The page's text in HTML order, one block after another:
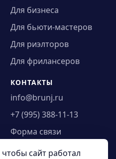
Для бизнеса
Для бьюти-мастеров
Для риэлторов
Для фрилансеров
КОНТАКТЫ
info@brunj.ru
+7 (995) 388-11-13
Форма связи
Новости
сайт работал